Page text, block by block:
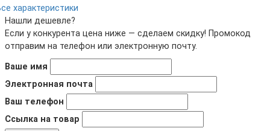
характеристики
Нашли дешевле?
Если у конкурента цена ниже — сделаем скидку! Промокод
отправим на телефон или электронную почту.
Ваше имя
Электронная почта
Ваш телефон
Ссылка на товар